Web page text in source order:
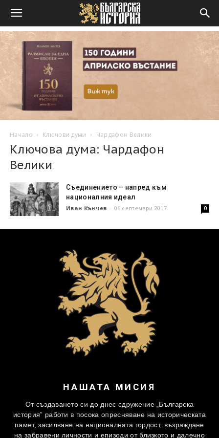
Начало Ключови думи Чардафон Велики
Ключова дума: Чардафон
Велики
Съединението – напред към
националния идеал
Иван Кънчев - 06 септември 2017 0
НАШАТА МИСИЯ
От създаването си до днес сдружение „Българска
история” работи в посока опресняване на историческата
памет, засилване на националната гордост, възраждане
на забравени личности и епизоди от близкото и далечно